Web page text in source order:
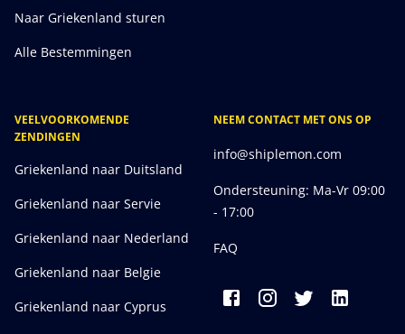
Naar Griekenland sturen
Alle Bestemmingen
VEELVOORKOMENDE
ZENDINGEN
Griekenland naar Duitsland
Griekenland naar Servie
Griekenland naar Nederland
Griekenland naar Belgie
Griekenland naar Cyprus
NEEM CONTACT MET ONS OP
info@shiplemon.com
Ondersteuning: Ma-Vr 09:00
- 17:00
FAQ